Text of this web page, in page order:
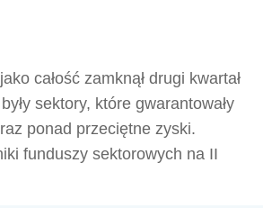
całość zamknął drugi kwartał
sektory, które gwarantowały
ponad przeciętne zyski.
funduszy sektorowych na II